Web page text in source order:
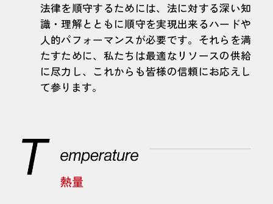
法律を順守するためには、法に対する深い知
識・理解とともに順守を実現出来るハードや
人的パフォーマンスが必要です。それらを満
たすために、私たちは最適なリソースの供給
に尽力し、これからも皆様の信頼にお応えし
て参ります。